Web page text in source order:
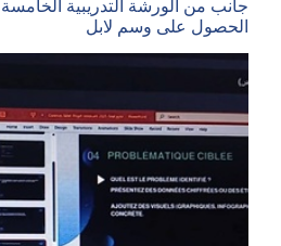
جانب من الورشة التدريبية
الحصول على وسم لابل